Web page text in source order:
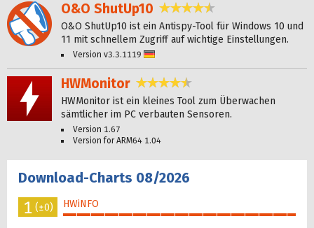
O&O ShutUp10 4,6 Sterne
O&O ShutUp10 ist ein Antispy-Tool für Windows 10 und
11 mit schnellem Zugriff auf wichtige Einstellungen.
Version v3.3.1119
HWMonitor 4,6 Sterne
HWMonitor ist ein kleines Tool zum Überwachen
sämtlicher im PC verbauten Sensoren.
Version 1.67
Version for ARM64 1.04
Download-Charts 08/2026
1 (±0) HWiNFO